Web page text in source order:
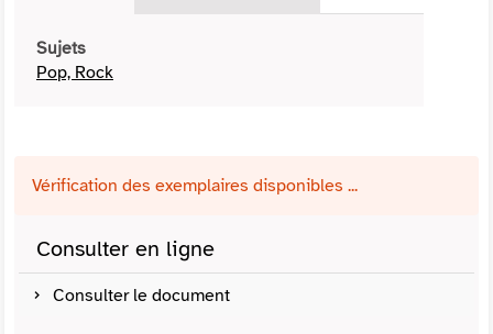
Sujets
Pop, Rock
Vérification des exemplaires disponibles ...
Consulter en ligne
Consulter le document